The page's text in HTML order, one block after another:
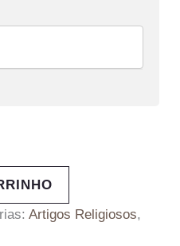
Artigos Religiosos,